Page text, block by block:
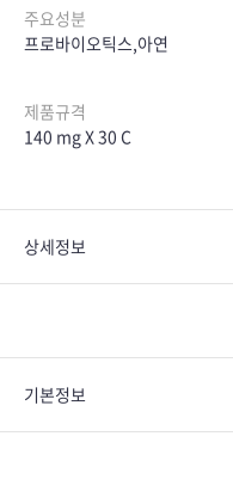
주요성분
프로바이오틱스,아연
제품규격
140 mg X 30 C
상세정보
기본정보